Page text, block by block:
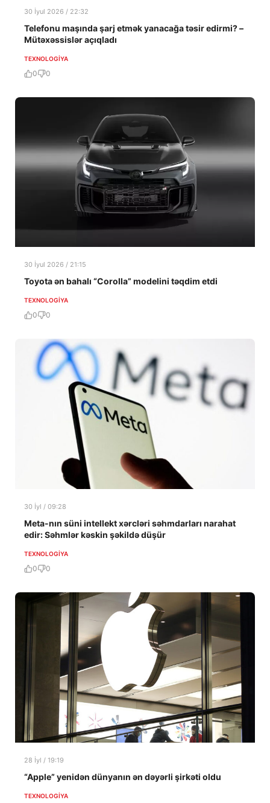
30 İyul 2026 / 22:32
Telefonu maşında şarj etmək yanacağa təsir edirmi? –
Mütəxəssislər açıqladı
TEXNOLOGIYA
0 0
30 İyul 2026 / 21:15
Toyota ən bahalı “Corolla” modelini təqdim etdi
TEXNOLOGIYA
0 0
30 İyl / 09:28
Meta-nın süni intellekt xərcləri səhmdarları narahat
edir: Səhmlər kəskin şəkildə düşür
TEXNOLOGIYA
0 0
28 İyl / 19:19
“Apple” yenidən dünyanın ən dəyərli şirkəti oldu
TEXNOLOGIYA